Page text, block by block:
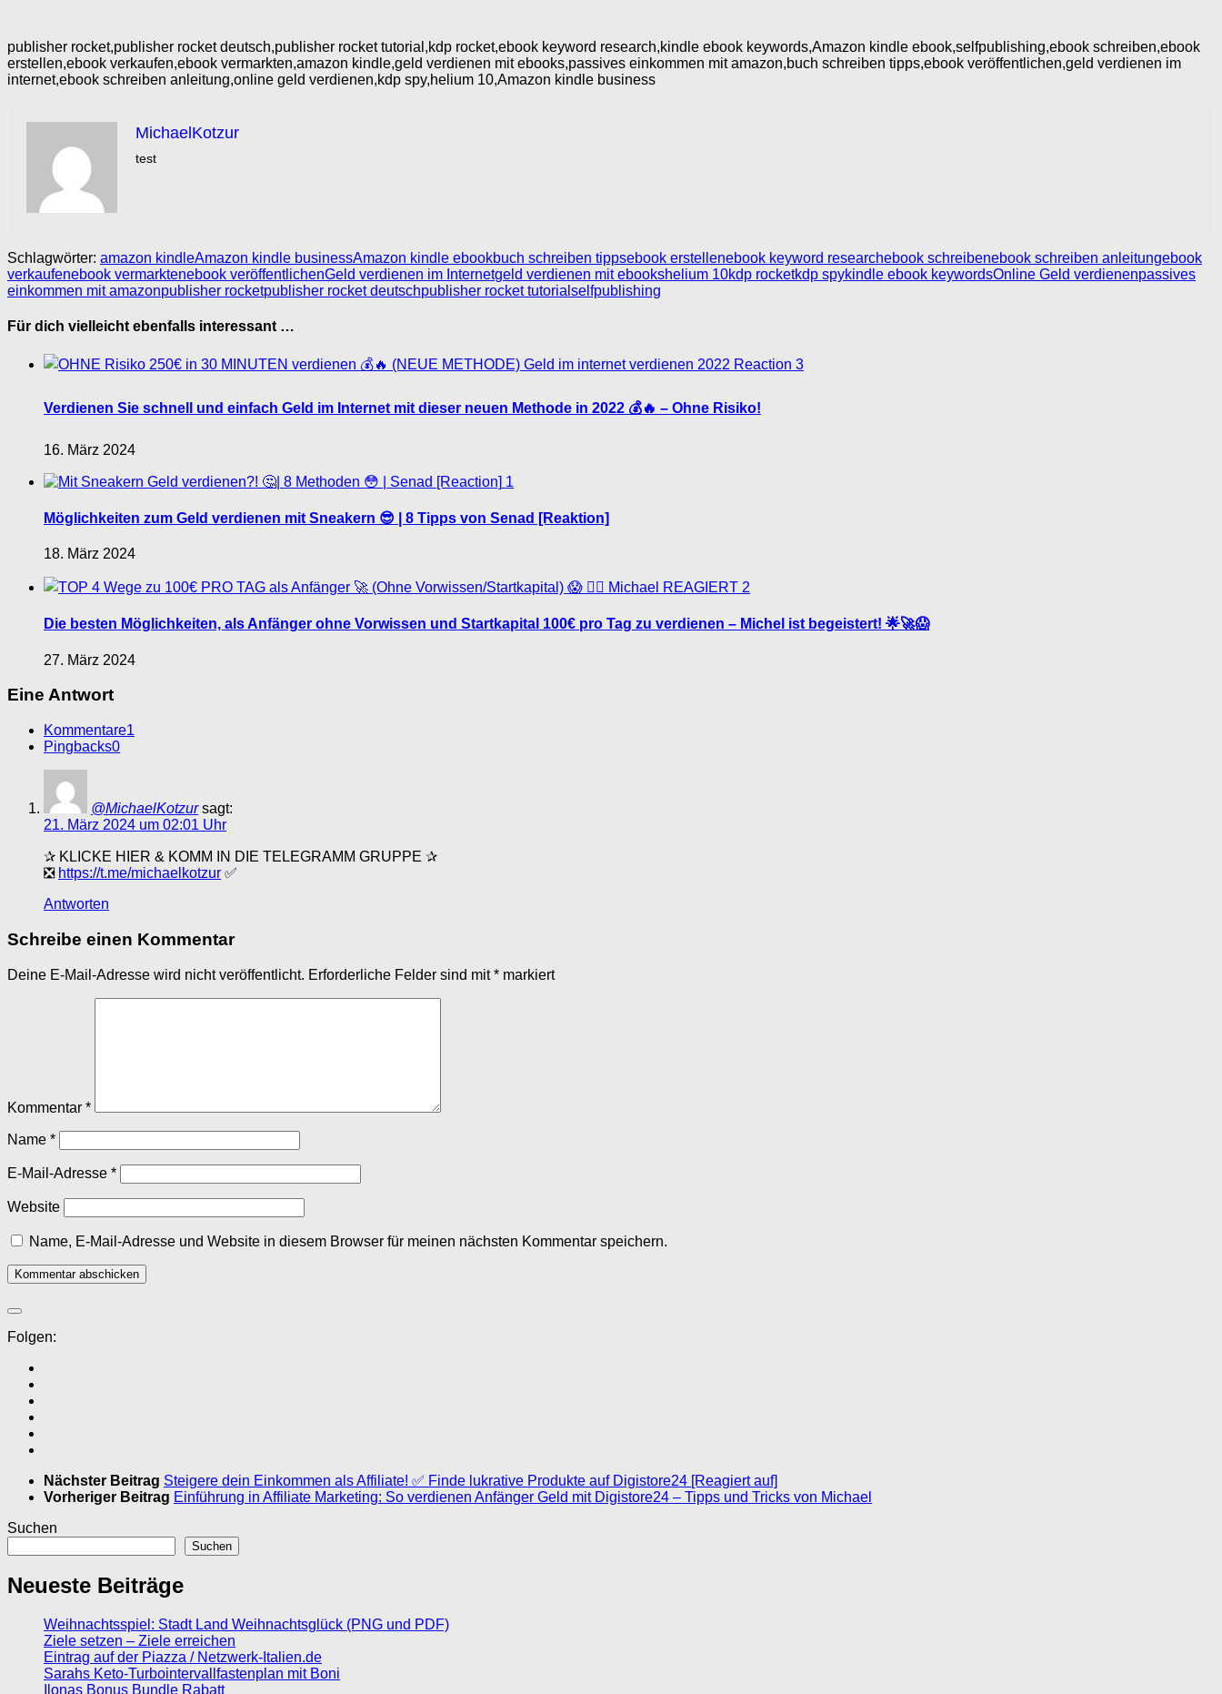
publisher rocket,publisher rocket deutsch,publisher rocket tutorial,kdp rocket,ebook keyword research,kindle ebook keywords,Amazon kindle ebook,selfpublishing,ebook schreiben,ebook
erstellen,ebook verkaufen,ebook vermarkten,amazon kindle,geld verdienen mit ebooks,passives einkommen mit amazon,buch schreiben tipps,ebook veröffentlichen,geld verdienen im
internet,ebook schreiben anleitung,online geld verdienen,kdp spy,helium 10,Amazon kindle business
MichaelKotzur
test
Schlagwörter: amazon kindleAmazon kindle businessAmazon kindle ebookbuch schreiben tippsebook erstellenebook keyword researchebook schreibenebook schreiben anleitungebook
verkaufenebook vermarktenebook veröffentlichenGeld verdienen im Internetgeld verdienen mit ebookshelium 10kdp rocketkdp spykindle ebook keywordsOnline Geld verdienenpassives
einkommen mit amazonpublisher rocketpublisher rocket deutschpublisher rocket tutorial selfpublishing
Für dich vielleicht ebenfalls interessant …
3
Verdienen Sie schnell und einfach Geld im Internet mit dieser neuen Methode in 2022 💰🔥 – Ohne Risiko!
16. März 2024
1
Möglichkeiten zum Geld verdienen mit Sneakern 😎 | 8 Tipps von Senad [Reaktion]
18. März 2024
2
Die besten Möglichkeiten, als Anfänger ohne Vorwissen und Startkapital 100€ pro Tag zu verdienen – Michel ist begeistert! 🌟🚀😱
27. März 2024
Eine Antwort
Kommentare1
Pingbacks0
@MichaelKotzur sagt:
21. März 2024 um 02:01 Uhr
✰ KLICKE HIER & KOMM IN DIE TELEGRAMM GRUPPE ✰
❎ https://t.me/michaelkotzur ✅
Antworten
Schreibe einen Kommentar
Deine E-Mail-Adresse wird nicht veröffentlicht. Erforderliche Felder sind mit* markiert
Kommentar *
Name *
E-Mail-Adresse *
Website
Name, E-Mail-Adresse und Website in diesem Browser für meinen nächsten Kommentar speichern.
Folgen:
Nächster Beitrag Steigere dein Einkommen als Affiliate! ✅ Finde lukrative Produkte auf Digistore24 [Reagiert auf]
Vorheriger Beitrag Einführung in Affiliate Marketing: So verdienen Anfänger Geld mit Digistore24 – Tipps und Tricks von Michael
Suchen
Suchen
Neueste Beiträge
Weihnachtsspiel: Stadt Land Weihnachtsglück (PNG und PDF)
Ziele setzen – Ziele erreichen
Eintrag auf der Piazza / Netzwerk-Italien.de
Sarahs Keto-Turbointervallfastenplan mit Boni
Ilonas Bonus Bundle Rabatt